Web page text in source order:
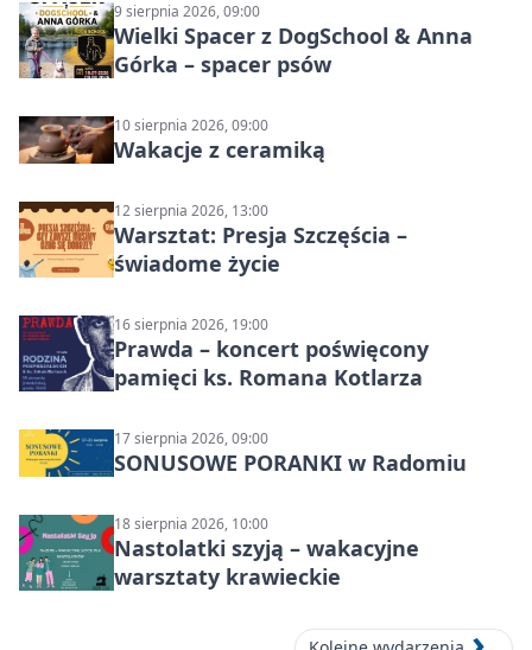
9 sierpnia 2026, 09:00
Wielki Spacer z DogSchool & Anna
Górka – spacer psów
10 sierpnia 2026, 09:00
Wakacje z ceramiką
12 sierpnia 2026, 13:00
Warsztat: Presja Szczęścia –
świadome życie
16 sierpnia 2026, 19:00
Prawda – koncert poświęcony
pamięci ks. Romana Kotlarza
17 sierpnia 2026, 09:00
SONUSOWE PORANKI w Radomiu
18 sierpnia 2026, 10:00
Nastolatki szyją – wakacyjne
warsztaty krawieckie